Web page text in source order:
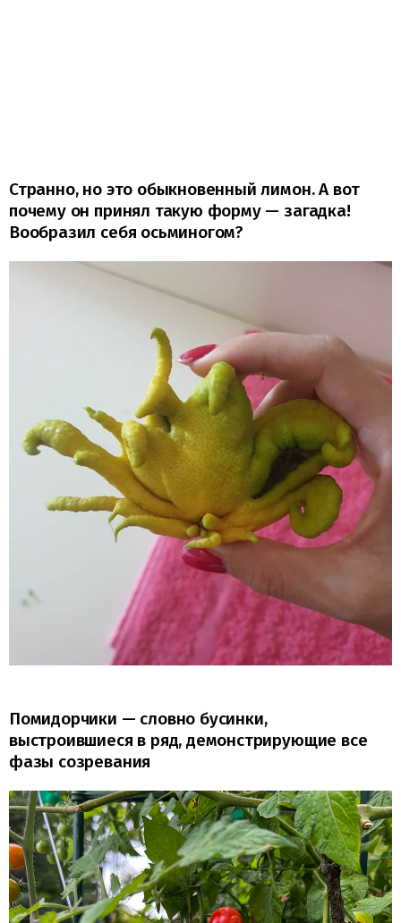
Странно, но это обыкновенный лимон. А вот
почему он принял такую форму — загадка!
Вообразил себя осьминогом?
Помидорчики — словно бусинки,
выстроившиеся в ряд, демонстрирующие все
фазы созревания